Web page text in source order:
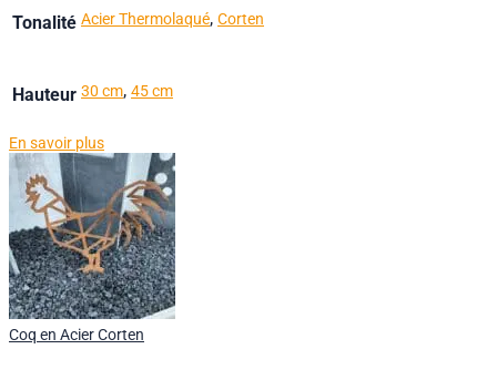
Tonalité Acier Thermolaqué, Corten
Hauteur 30 cm, 45 cm
En savoir plus
Coq en Acier Corten